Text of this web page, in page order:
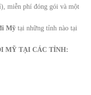
miễn phí đóng gói và một
Mỹ tại những tỉnh nào tại
MỸ TẠI CÁC TỈNH: